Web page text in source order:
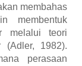
membahas
membentuk
melalui teori
(Adler, 1982).
perasaan